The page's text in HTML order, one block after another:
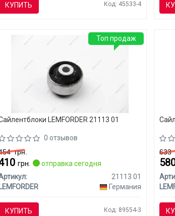
КУПИТЬ Код: 45533-4
LEMFORDER 21113 01
0 отзывов
грн.
грн.
отправка сегодня
21113 01
LEMFORDER
Германия
КУПИТЬ Код: 89554-3
Топ продаж